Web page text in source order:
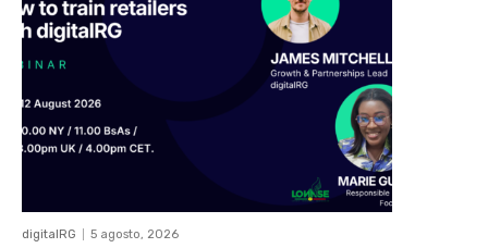
digitalRG 5 agosto, 2026